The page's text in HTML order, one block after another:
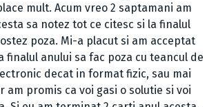
mult. Acum vreo 2 saptamani am
sa notez tot ce citesc si la finalul
poza. Mi-a placut si am acceptat
anului sa fac poza cu teancul de
decat in format fizic, sau mai
promis ca voi gasi o solutie si voi